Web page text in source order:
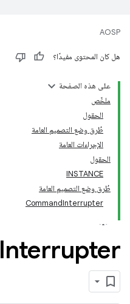
AOSP
هل كان المحتوى مفيدًا؟
على هذه الصفحة
ملخّص
الحقول
طُرق وضع التصميم العامة
الإجراءات العامة
الحقول
INSTANCE
طُرق وضع التصميم العامة
CommandInterrupter
Interrupter